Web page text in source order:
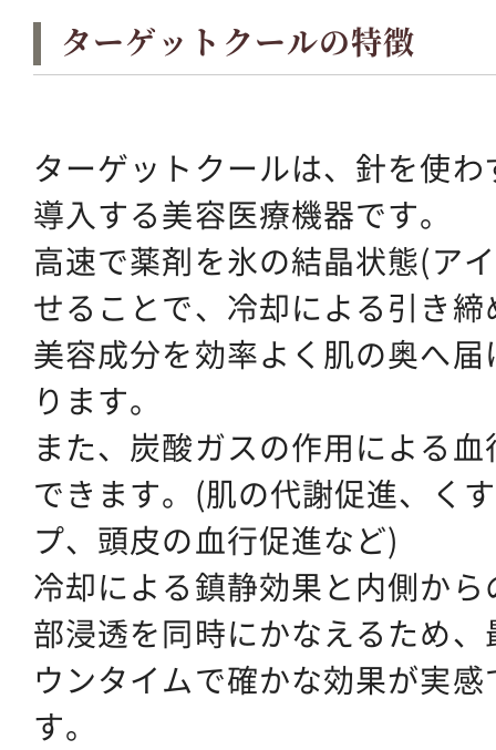
ターゲットクールの特徴
ターゲットクールは、針を使
導入する美容医療機器です。
高速で薬剤を氷の結晶状態(ア
せることで、冷却による引き
美容成分を効率よく肌の奥へ
ります。
また、炭酸ガスの作用による
できます。(肌の代謝促進、く
プ、頭皮の血行促進など)
冷却による鎮静効果と内側か
部浸透を同時にかなえるため
ウンタイムで確かな効果が実
す。